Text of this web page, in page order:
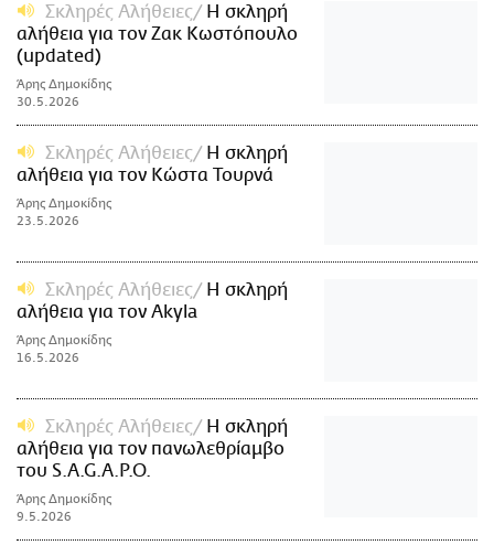
Σκληρές Αλήθειες
H σκληρή
αλήθεια για τον Ζακ Κωστόπουλο
(updated)
Άρης Δημοκίδης
30.5.2026
Σκληρές Αλήθειες
H σκληρή
αλήθεια για τον Κώστα Τουρνά
Άρης Δημοκίδης
23.5.2026
Σκληρές Αλήθειες
H σκληρή
αλήθεια για τον Akyla
Άρης Δημοκίδης
16.5.2026
Σκληρές Αλήθειες
H σκληρή
αλήθεια για τον πανωλεθρίαμβο
του S.A.G.A.P.O.
Άρης Δημοκίδης
9.5.2026